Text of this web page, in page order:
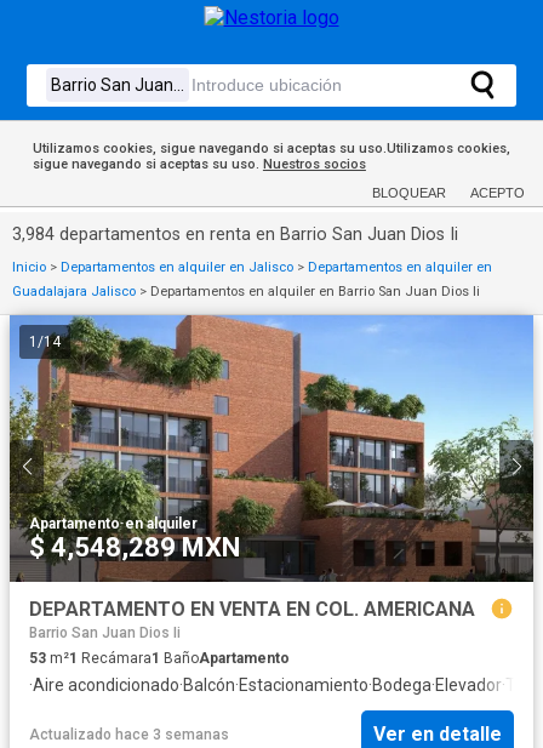
Utilizamos cookies, sigue navegando si aceptas su uso.Utilizamos cookies,
sigue navegando si aceptas su uso. Nuestros socios
BLOQUEAR ACEPTO
3,984 departamentos en renta en Barrio San Juan Dios Ii
Inicio > Departamentos en alquiler en Jalisco > Departamentos en alquiler en
Guadalajara Jalisco > Departamentos en alquiler en Barrio San Juan Dios Ii
1 /14
Apartamento·en alquiler
$ 4,548,289 MXN
DEPARTAMENTO EN VENTA EN COL. AMERICANA
Barrio San Juan Dios Ii
53 m²1 Recámara1 BañoApartamento
·Aire acondicionado·Balcón·Estacionamiento·Bodega·Elevador·
Actualizado hace 3 semanas Ver en detalle